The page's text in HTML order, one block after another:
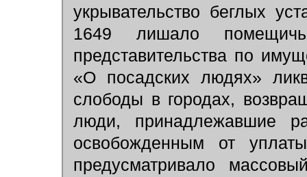
укрывательство беглых
1649 лишало
представительства по
«О посадских людях»
слободы в городах,
люди, принадлежавшие
освобожденным от
предусматривало